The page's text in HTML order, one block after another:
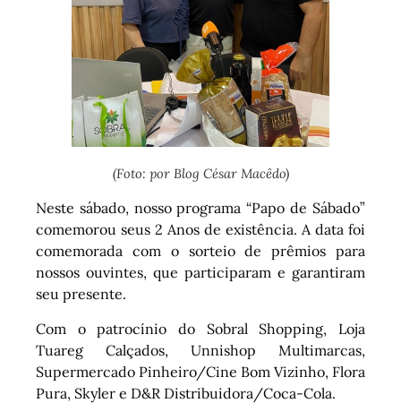
(Foto: por Blog César Macêdo)
Neste sábado, nosso programa “Papo de Sábado”
comemorou seus 2 Anos de existência. A data foi
comemorada com o sorteio de prêmios para
nossos ouvintes, que participaram e garantiram
seu presente.
Com o patrocínio do Sobral Shopping, Loja
Tuareg Calçados, Unnishop Multimarcas,
Supermercado Pinheiro/Cine Bom Vizinho, Flora
Pura, Skyler e D&R Distribuidora/Coca-Cola.